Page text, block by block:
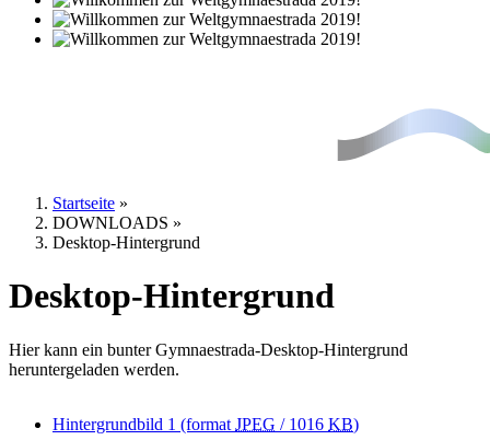
Sie sind hier
Startseite »
DOWNLOADS »
Desktop-Hintergrund
Desktop-Hintergrund
Hier kann ein bunter Gymnaestrada-Desktop-Hintergrund
heruntergeladen werden.
Hintergrundbild 1 (format JPEG / 1016 KB)